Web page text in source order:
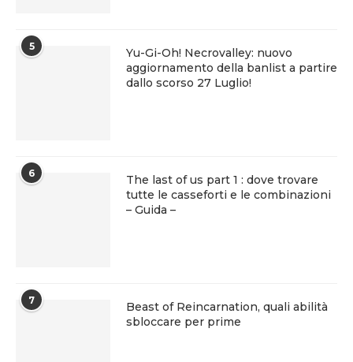
5
Yu-Gi-Oh! Necrovalley: nuovo
aggiornamento della banlist a partire
dallo scorso 27 Luglio!
6
The last of us part 1 : dove trovare
tutte le casseforti e le combinazioni
– Guida –
7
Beast of Reincarnation, quali abilità
sbloccare per prime